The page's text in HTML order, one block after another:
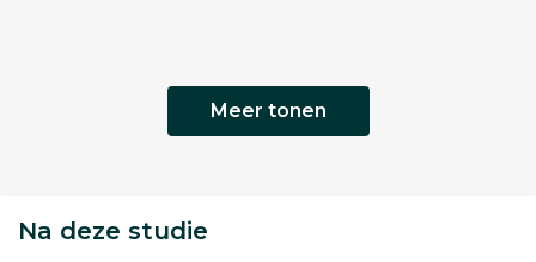
Meer tonen
Na deze studie